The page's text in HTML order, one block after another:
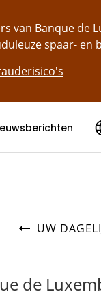
van Banque
spaar- en
UW
de